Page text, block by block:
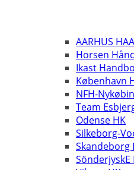
AARHUS
Horsen
Ikast
København
NFH-
Team
Odense HK
Silkeborg-
Skandeborg